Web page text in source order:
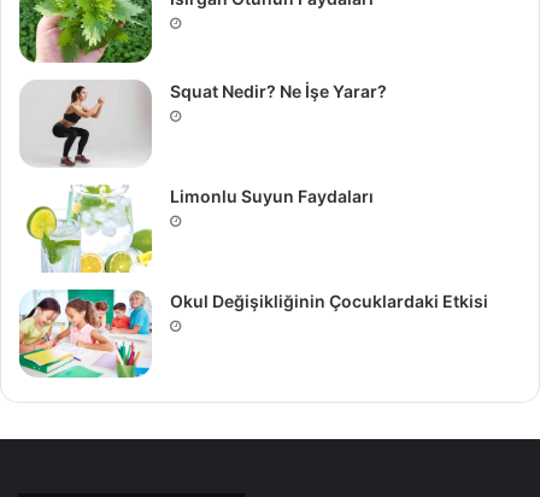
Squat Nedir? Ne İşe Yarar?
Limonlu Suyun Faydaları
Okul Değişikliğinin Çocuklardaki Etkisi